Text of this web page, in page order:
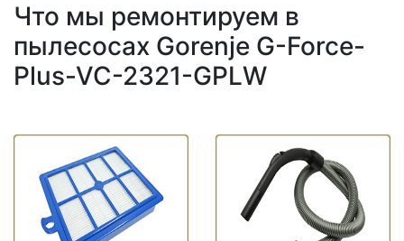
Что мы ремонтируем в
пылесосах Gorenje G-Force-
Plus-VC-2321-GPLW